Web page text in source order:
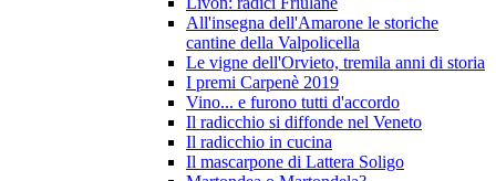
All'insegna dell'Amarone le storiche
cantine della Valpolicella
Le vigne dell'Orvieto, tremila anni di storia
I premi Carpenè 2019
Vino... e furono tutti d'accordo
Il radicchio si diffonde nel Veneto
Il radicchio in cucina
Il mascarpone di Lattera Soligo